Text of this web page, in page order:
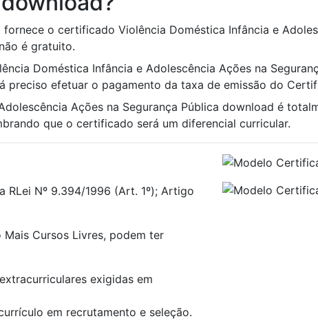
o certificado Violência Doméstica Infância e
é gratuito.
Doméstica Infância e Adolescência Ações na
efetuar o pagamento da taxa de emissão do
Ações na Segurança Pública download é
que o certificado será um diferencial curricular.
Nº 9.394/1996 (Art. 1º); Artigo
Cursos Livres, podem ter
exigidas em
em recrutamento e seleção.